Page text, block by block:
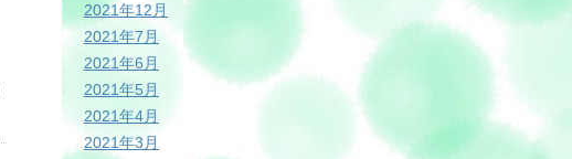
2021年12月
2021年7月
2021年6月
2021年5月
2021年4月
2021年3月